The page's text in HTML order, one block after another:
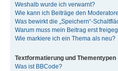
Weshalb wurde ich verwarnt?
Wie kann ich Beiträge den
Was bewirkt die „Speichern“-
Warum muss mein Beitrag erst
Wie markiere ich ein Thema als neu?
Textformatierung und Thementypen
Was ist BBCode?